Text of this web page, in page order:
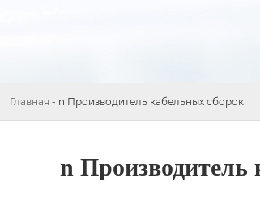
Главная - n Производитель кабельных сборок
n Производитель